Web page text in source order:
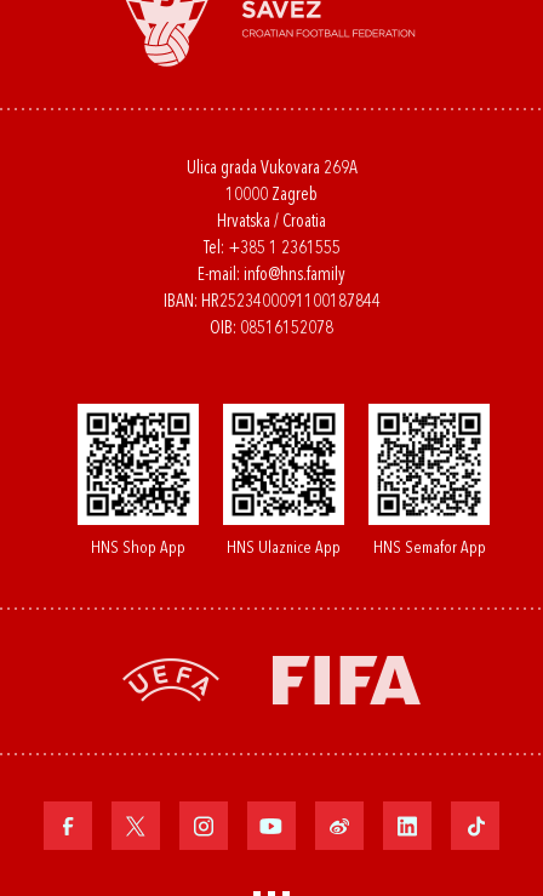
Ulica grada Vukovara 269A
10000 Zagreb
Hrvatska / Croatia
Tel: +385 1 2361555
E-mail: info@hns.family
IBAN: HR2523400091100187844
OIB: 08516152078
HNS Shop App HNS Ulaznice App HNS Semafor App